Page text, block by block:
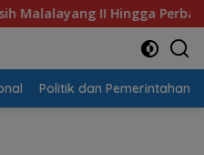
Hingga Perbaikan
Politik dan Pemerintahan